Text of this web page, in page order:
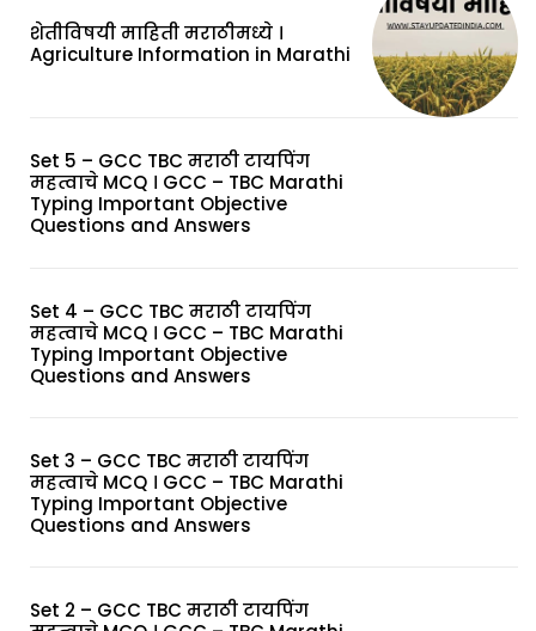
शेतीविषयी माहिती मराठीमध्ये ।
Agriculture Information in Marathi
Set 5 – GCC TBC मराठी टायपिंग
महत्वाचे MCQ । GCC – TBC Marathi
Typing Important Objective
Questions and Answers
Set 4 – GCC TBC मराठी टायपिंग
महत्वाचे MCQ । GCC – TBC Marathi
Typing Important Objective
Questions and Answers
Set 3 – GCC TBC मराठी टायपिंग
महत्वाचे MCQ । GCC – TBC Marathi
Typing Important Objective
Questions and Answers
Set 2 – GCC TBC मराठी टायपिंग